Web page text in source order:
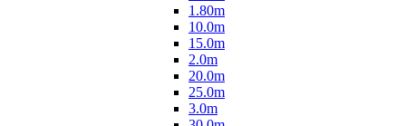
1.80m
10.0m
15.0m
2.0m
20.0m
25.0m
3.0m